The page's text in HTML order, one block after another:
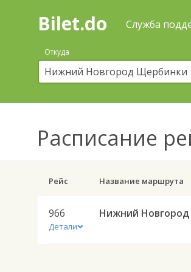
Поиск
покупка
билетов
автобус
онлайн
Bilet.do Служба
Откуда
Расписание
Рейс Название маршрута
966
Детали